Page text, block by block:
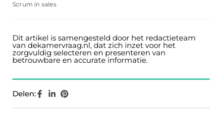
Scrum in sales
Dit artikel is samengesteld door het redactieteam
van dekamervraag.nl, dat zich inzet voor het
zorgvuldig selecteren en presenteren van
betrouwbare en accurate informatie.
Delen: